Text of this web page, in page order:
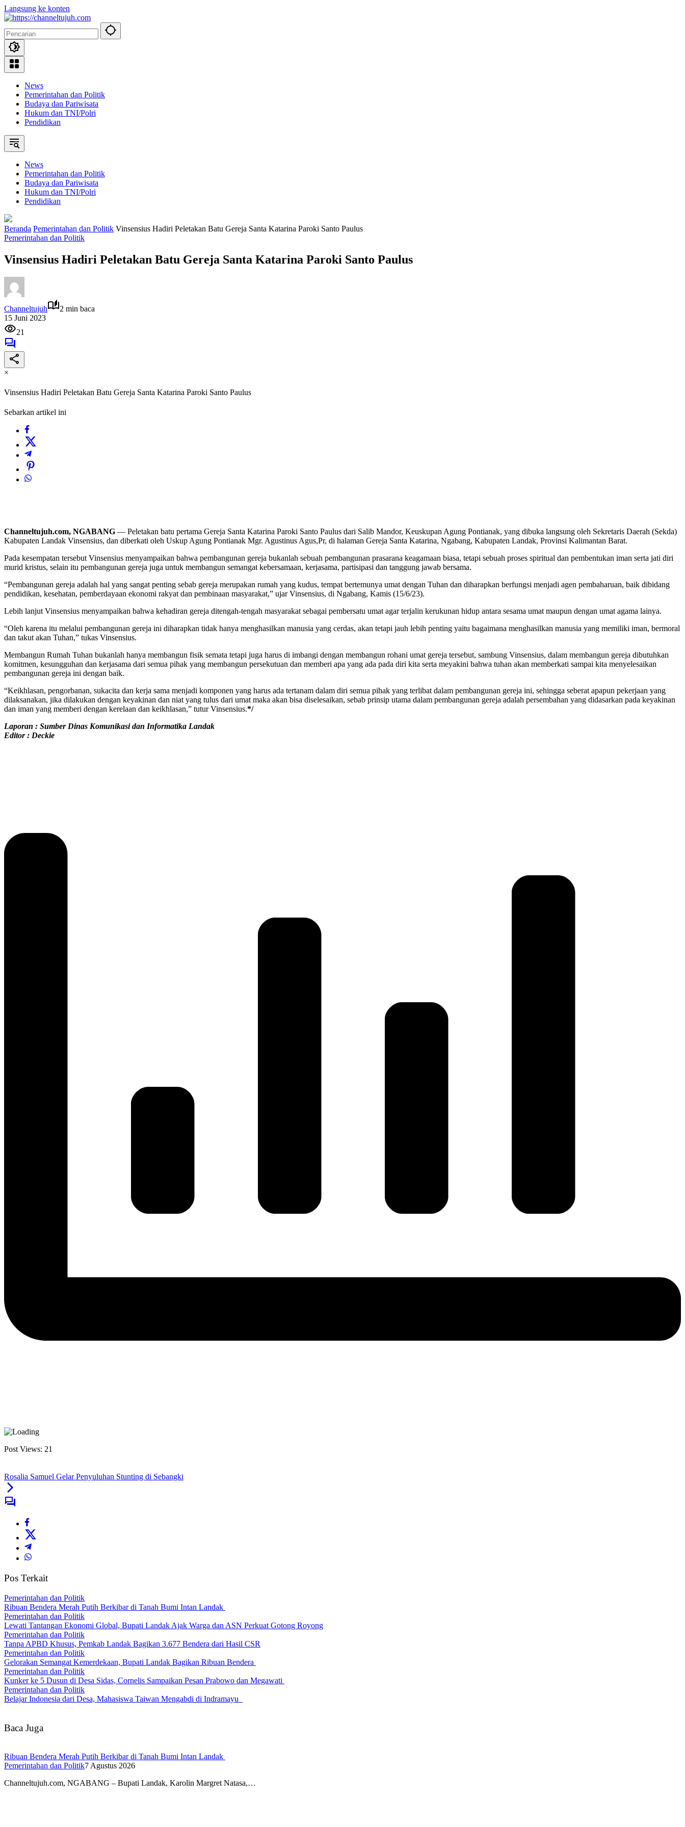
Langsung ke konten
News
Pemerintahan dan Politik
Budaya dan Pariwisata
Hukum dan TNI/Polri
Pendidikan
News
Pemerintahan dan Politik
Budaya dan Pariwisata
Hukum dan TNI/Polri
Pendidikan
Beranda Pemerintahan dan Politik Vinsensius Hadiri Peletakan Batu Gereja Santa Katarina Paroki Santo Paulus
Pemerintahan dan Politik
Vinsensius Hadiri Peletakan Batu Gereja Santa Katarina Paroki Santo Paulus
Channeltujuh
2 min baca
15 Juni 2023
21
×
Vinsensius Hadiri Peletakan Batu Gereja Santa Katarina Paroki Santo Paulus
Sebarkan artikel ini
Channeltujuh.com, NGABANG — Peletakan batu pertama Gereja Santa Katarina Paroki Santo Paulus dari Salib Mandor, Keuskupan Agung Pontianak, yang dibuka langsung oleh Sekretaris Daerah (Sekda)
Kabupaten Landak Vinsensius, dan diberkati oleh Uskup Agung Pontianak Mgr. Agustinus Agus,Pr, di halaman Gereja Santa Katarina, Ngabang, Kabupaten Landak, Provinsi Kalimantan Barat.
Pada kesempatan tersebut Vinsensius menyampaikan bahwa pembangunan gereja bukanlah sebuah pembangunan prasarana keagamaan biasa, tetapi sebuah proses spiritual dan pembentukan iman serta jati diri
murid kristus, selain itu pembangunan gereja juga untuk membangun semangat kebersamaan, kerjasama, partisipasi dan tanggung jawab bersama.
“Pembangunan gereja adalah hal yang sangat penting sebab gereja merupakan rumah yang kudus, tempat bertemunya umat dengan Tuhan dan diharapkan berfungsi menjadi agen pembaharuan, baik dibidang
pendidikan, kesehatan, pemberdayaan ekonomi rakyat dan pembinaan masyarakat,” ujar Vinsensius, di Ngabang, Kamis (15/6/23).
Lebih lanjut Vinsensius menyampaikan bahwa kehadiran gereja ditengah-tengah masyarakat sebagai pembersatu umat agar terjalin kerukunan hidup antara sesama umat maupun dengan umat agama lainya.
“Oleh karena itu melalui pembangunan gereja ini diharapkan tidak hanya menghasilkan manusia yang cerdas, akan tetapi jauh lebih penting yaitu bagaimana menghasilkan manusia yang memiliki iman, bermoral
dan takut akan Tuhan,” tukas Vinsensius.
Membangun Rumah Tuhan bukanlah hanya membangun fisik semata tetapi juga harus di imbangi dengan membangun rohani umat gereja tersebut, sambung Vinsensius, dalam membangun gereja dibutuhkan
komitmen, kesungguhan dan kerjasama dari semua pihak yang membangun persekutuan dan memberi apa yang ada pada diri kita serta meyakini bahwa tuhan akan memberkati sampai kita menyelesaikan
pembangunan gereja ini dengan baik.
“Keikhlasan, pengorbanan, sukacita dan kerja sama menjadi komponen yang harus ada tertanam dalam diri semua pihak yang terlibat dalam pembangunan gereja ini, sehingga seberat apapun pekerjaan yang
dilaksanakan, jika dilakukan dengan keyakinan dan niat yang tulus dari umat maka akan bisa diselesaikan, sebab prinsip utama dalam pembangunan gereja adalah persembahan yang didasarkan pada keyakinan
dan iman yang memberi dengan kerelaan dan keikhlasan,” tutur Vinsensius.*/
Laporan : Sumber Dinas Komunikasi dan Informatika Landak
Editor : Deckie
Post Views: 21
Rosalia Samuel Gelar Penyuluhan Stunting di Sebangki
Pos Terkait
Pemerintahan dan Politik
Ribuan Bendera Merah Putih Berkibar di Tanah Bumi Intan Landak
Pemerintahan dan Politik
Lewati Tantangan Ekonomi Global, Bupati Landak Ajak Warga dan ASN Perkuat Gotong Royong
Pemerintahan dan Politik
Tanpa APBD Khusus, Pemkab Landak Bagikan 3.677 Bendera dari Hasil CSR
Pemerintahan dan Politik
Gelorakan Semangat Kemerdekaan, Bupati Landak Bagikan Ribuan Bendera
Pemerintahan dan Politik
Kunker ke 5 Dusun di Desa Sidas, Cornelis Sampaikan Pesan Prabowo dan Megawati
Pemerintahan dan Politik
Belajar Indonesia dari Desa, Mahasiswa Taiwan Mengabdi di Indramayu
Baca Juga
Ribuan Bendera Merah Putih Berkibar di Tanah Bumi Intan Landak
Pemerintahan dan Politik7 Agustus 2026
Channeltujuh.com, NGABANG – Bupati Landak, Karolin Margret Natasa,…